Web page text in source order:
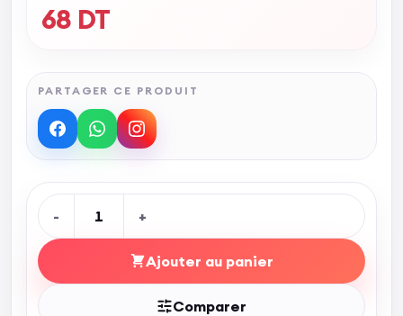
68 DT
PARTAGER CE PRODUIT
- 1 +
Ajouter au panier
Comparer